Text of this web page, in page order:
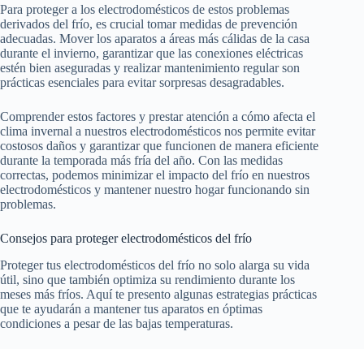
Para proteger a los electrodomésticos de estos problemas
derivados del frío, es crucial tomar medidas de prevención
adecuadas. Mover los aparatos a áreas más cálidas de la casa
durante el invierno, garantizar que las conexiones eléctricas
estén bien aseguradas y realizar mantenimiento regular son
prácticas esenciales para evitar sorpresas desagradables.
Comprender estos factores y prestar atención a cómo afecta el
clima invernal a nuestros electrodomésticos nos permite evitar
costosos daños y garantizar que funcionen de manera eficiente
durante la temporada más fría del año. Con las medidas
correctas, podemos minimizar el impacto del frío en nuestros
electrodomésticos y mantener nuestro hogar funcionando sin
problemas.
Consejos para proteger electrodomésticos del frío
Proteger tus electrodomésticos del frío no solo alarga su vida
útil, sino que también optimiza su rendimiento durante los
meses más fríos. Aquí te presento algunas estrategias prácticas
que te ayudarán a mantener tus aparatos en óptimas
condiciones a pesar de las bajas temperaturas.